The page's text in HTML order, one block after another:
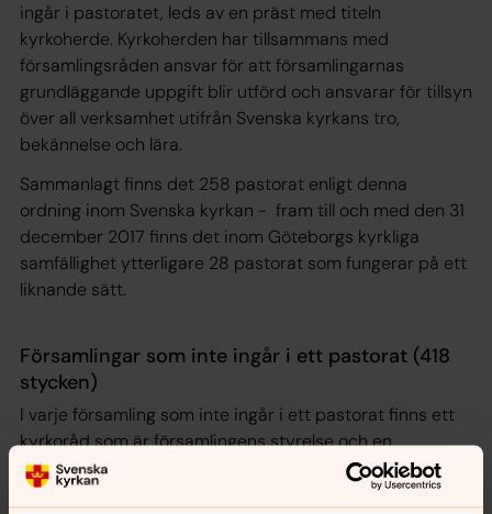
ingår i pastoratet, leds av en präst med titeln
kyrkoherde. Kyrkoherden har tillsammans med
församlingsråden ansvar för att församlingarnas
grundläggande uppgift blir utförd och ansvarar för tillsyn
över all verksamhet utifrån Svenska kyrkans tro,
bekännelse och lära.
Sammanlagt finns det 258 pastorat enligt denna
ordning inom Svenska kyrkan - fram till och med den 31
december 2017 finns det inom Göteborgs kyrkliga
samfällighet ytterligare 28 pastorat som fungerar på ett
liknande sätt.
Församlingar som inte ingår i ett pastorat (418
stycken)
I varje församling som inte ingår i ett pastorat finns ett
kyrkoråd som är församlingens styrelse och en
kyrkoherde med ansvar för ledning, samordning och
tillsyn.